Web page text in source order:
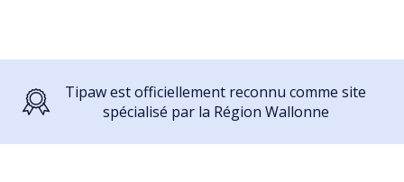
Tipaw est officiellement reconnu comme site
spécialisé par la Région Wallonne